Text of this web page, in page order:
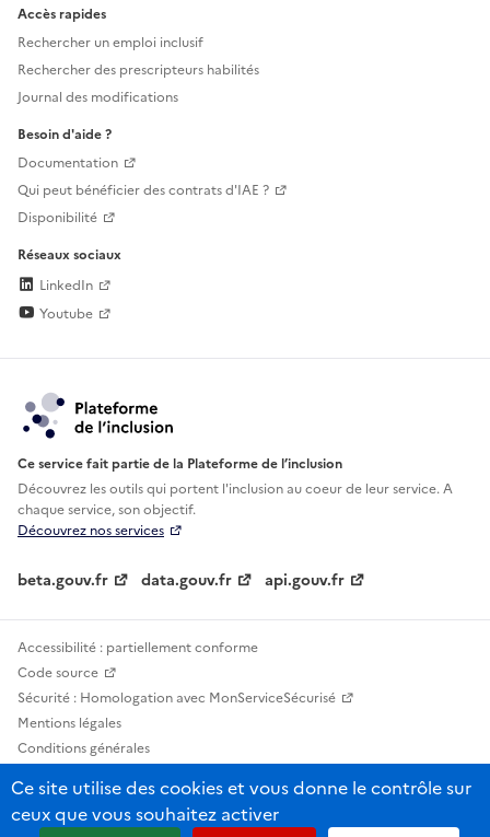
Accès rapides
Rechercher un emploi inclusif
Rechercher des prescripteurs habilités
Journal des modifications
Besoin d'aide ?
Documentation
Qui peut bénéficier des contrats d'IAE ?
Disponibilité
Réseaux sociaux
LinkedIn
Youtube
Ce service fait partie de la Plateforme de l’inclusion
Découvrez les outils qui portent l'inclusion aucoeur de leur service. A
chaque service, son objectif.
Découvrez nos services
beta.gouv.fr data.gouv.fr api.gouv.fr
Accessibilité : partiellement conforme
Code source
Sécurité : Homologation avec MonServiceSécurisé
Mentions légales
Conditions générales
Statistiques, lexiques et indicateurs
Sauf mention contraire, tous les contenus de ce site sont sous licence
Ce site utilise des cookies et vous donne le contrôle sur
ceux que vous souhaitez activer